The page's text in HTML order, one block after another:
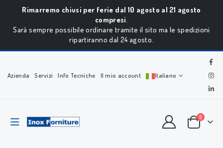
Rimarremo chiusi per ferie dal 10 agosto al 21 agosto
compresi.
Sarà sempre possibile ordinare tramite il sito ma le spedizioni
ripartiranno dal 24 agosto.
Azienda Servizi Info Tecniche Il mio account Italiano
0